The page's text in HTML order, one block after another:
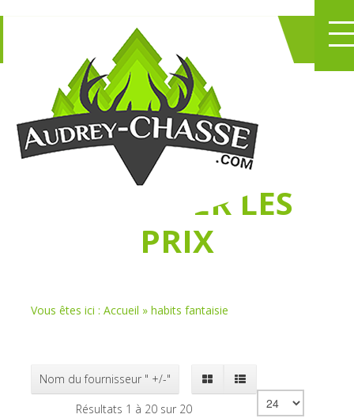
NE PERDEZ PLUS
DE TEMPS
CHASSER LES
PRIX
Vous êtes ici : Accueil » habits fantaisie
Nom du fournisseur " +/-"
Résultats 1 à 20 sur 20